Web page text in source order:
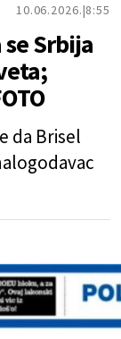
10.06.2026. 8:55
Srbija
da Brisel